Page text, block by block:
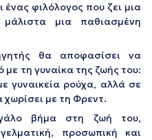
φιλόλογος που ζει μια
μια παθιασμένη
θα αποφασίσει να
με τη γυναίκα της ζωής του:
γυναικεία ρούχα, αλλά σε
χωρίσει με τη Φρεντ.
βήμα στη ζωή του,
προσωπική και